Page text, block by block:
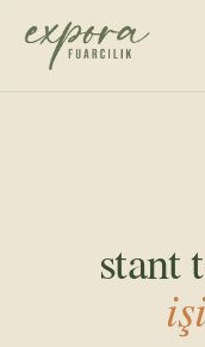
stant